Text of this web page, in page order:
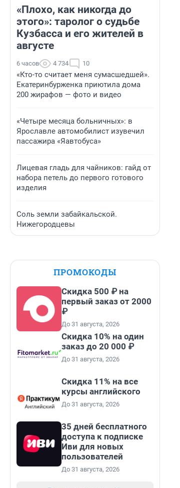
«Плохо, как никогда до
этого»: таролог о судьбе
Кузбасса и его жителей в
августе
6 часов 4 734 10
«Кто-то считает меня сумасшедшей».
Екатеринбурженка приютила дома
200 жирафов — фото и видео
«Четыре месяца больничных»: в
Ярославле автомобилист изувечил
пассажира «Яавтобуса»
Лицевая гладь для чайников: гайд от
набора петель до первого готового
изделия
Соль земли забайкальской.
Нижегородцевы
ПРОМОКОДЫ
Скидка 500 ₽ на
первый заказ от 2000
₽
До 31 августа, 2026
Скидка 10% на один
заказ до 20 000 ₽
До 31 августа, 2026
Скидка 11% на все
курсы английского
До 31 августа, 2026
35 дней бесплатного
доступа к подписке
Иви для новых
пользователей
До 31 августа, 2026